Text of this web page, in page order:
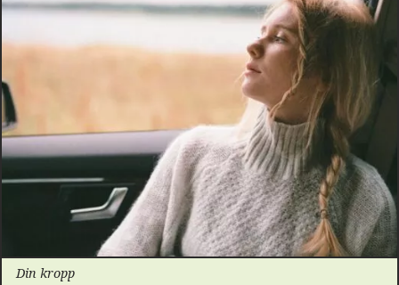
Din kropp